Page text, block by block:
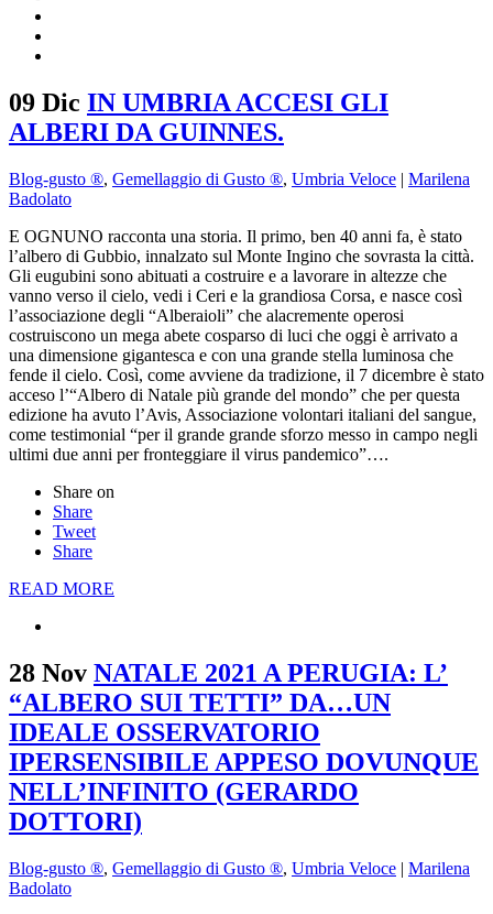
09 Dic IN UMBRIA ACCESI GLI
ALBERI DA GUINNES.
Blog-gusto ®, Gemellaggio di Gusto ®, Umbria Veloce | Marilena
Badolato
E OGNUNO racconta una storia. Il primo, ben 40 anni fa, è stato
l’albero di Gubbio, innalzato sul Monte Ingino che sovrasta la città.
Gli eugubini sono abituati a costruire e a lavorare in altezze che
vanno verso il cielo, vedi i Ceri e la grandiosa Corsa, e nasce così
l’associazione degli “Alberaioli” che alacremente operosi
costruiscono un mega abete cosparso di luci che oggi è arrivato a
una dimensione gigantesca e con una grande stella luminosa che
fende il cielo. Così, come avviene da tradizione, il 7 dicembre è stato
acceso l’“Albero di Natale più grande del mondo” che per questa
edizione ha avuto l’Avis, Associazione volontari italiani del sangue,
come testimonial “per il grande grande sforzo messo in campo negli
ultimi due anni per fronteggiare il virus pandemico”….
Share on
Share
Tweet
Share
READ MORE
28 Nov NATALE 2021 A PERUGIA: L’
“ALBERO SUI TETTI” DA…UN
IDEALE OSSERVATORIO
IPERSENSIBILE APPESO DOVUNQUE
NELL’INFINITO (GERARDO
DOTTORI)
Blog-gusto ®, Gemellaggio di Gusto ®, Umbria Veloce | Marilena
Badolato